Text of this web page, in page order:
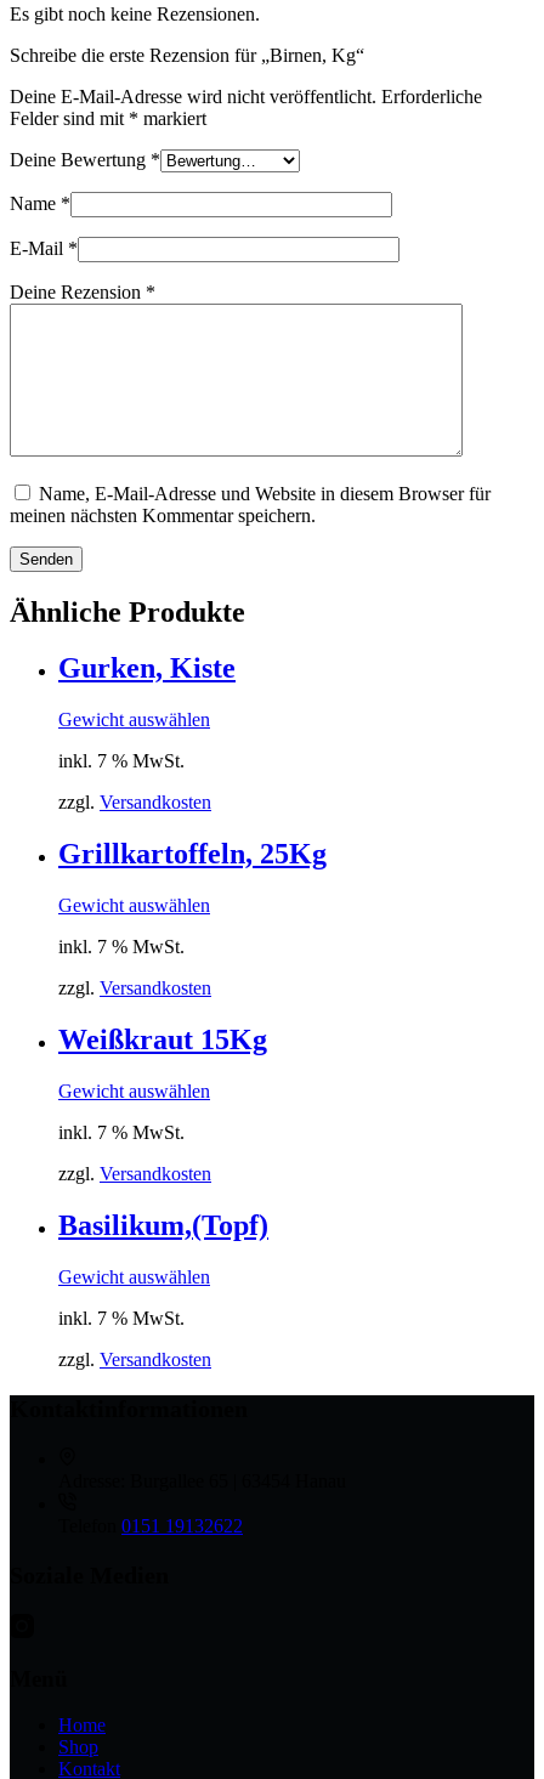
Es gibt noch keine Rezensionen.
Schreibe die erste Rezension für „Birnen, Kg“
Deine E-Mail-Adresse wird nicht veröffentlicht. Erforderliche
Felder sind mit * markiert
Deine Bewertung *
Name *
E-Mail *
Deine Rezension *
Name, E-Mail-Adresse und Website in diesem Browser für
meinen nächsten Kommentar speichern.
Senden
Ähnliche Produkte
Gurken, Kiste
Gewicht auswählen
inkl. 7 % MwSt.
zzgl. Versandkosten
Grillkartoffeln, 25Kg
Gewicht auswählen
inkl. 7 % MwSt.
zzgl. Versandkosten
Weißkraut 15Kg
Gewicht auswählen
inkl. 7 % MwSt.
zzgl. Versandkosten
Basilikum,(Topf)
Gewicht auswählen
inkl. 7 % MwSt.
zzgl. Versandkosten
0151 19132622
Home
Shop
Kontakt